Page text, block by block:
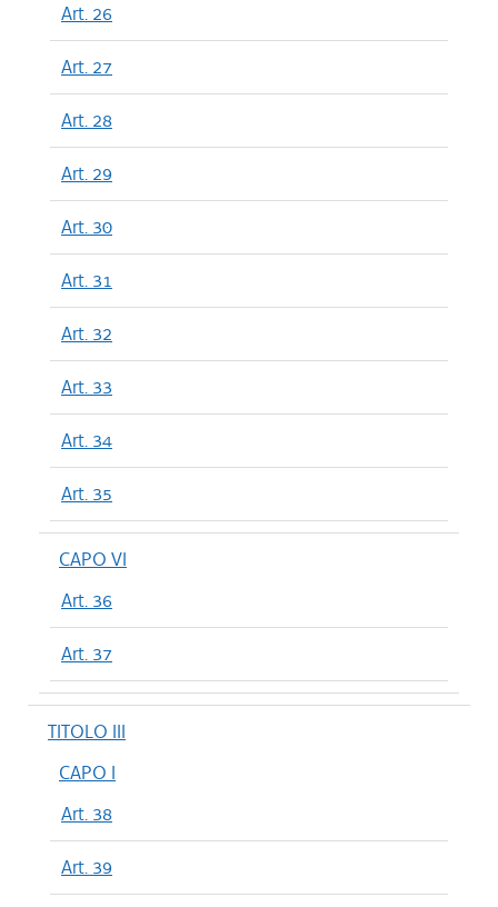
Art. 26
Art. 27
Art. 28
Art. 29
Art. 30
Art. 31
Art. 32
Art. 33
Art. 34
Art. 35
CAPO VI
Art. 36
Art. 37
TITOLO III
CAPO I
Art. 38
Art. 39